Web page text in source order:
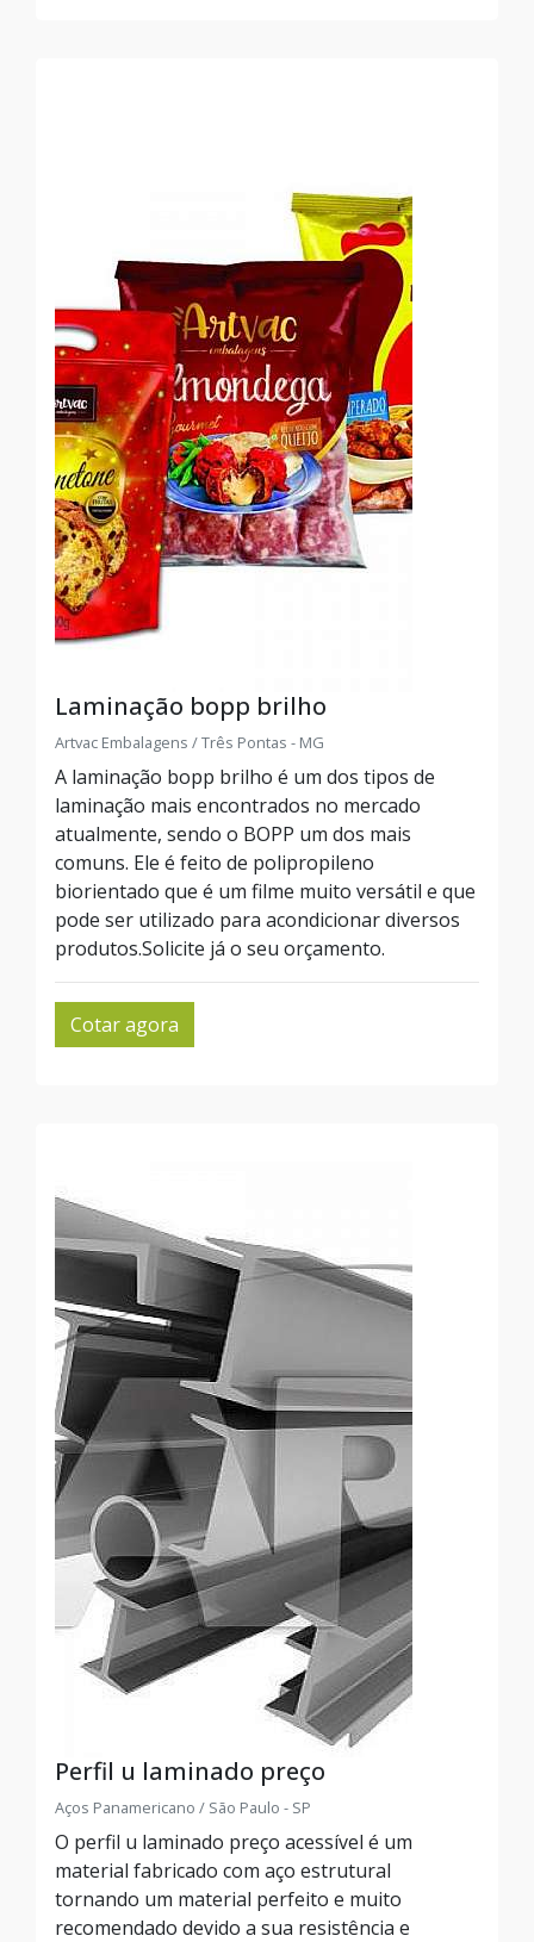
Laminação bopp brilho
Artvac Embalagens / Três Pontas - MG
A laminação bopp brilho é um dos tipos de
laminação mais encontrados no mercado
atualmente, sendo o BOPP um dos mais
comuns. Ele é feito de polipropileno
biorientado que é um filme muito versátil e que
pode ser utilizado para acondicionar diversos
produtos.Solicite já o seu orçamento.
Cotar agora
Perfil u laminado preço
Aços Panamericano / São Paulo - SP
O perfil u laminado preço acessível é um
material fabricado com aço estrutural
tornando um material perfeito e muito
recomendado devido a sua resistência e